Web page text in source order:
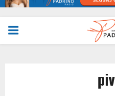
PRIMARY